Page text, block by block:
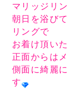
マリッジリ
朝日を浴び
リングで
お着け頂い
正面からは
側面に綺麗
す